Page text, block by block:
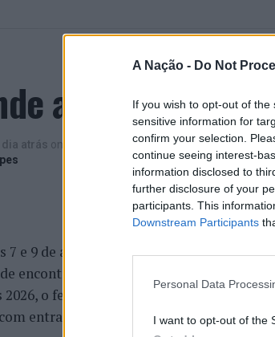
A Nação - Do Not
If you wish to opt-out of
sensitive information for
confirm your selection.
continue seeing interest-
information disclosed to
further disclosure of your
participants. This
Downstream Participants
Personal Data
I want to opt-out of the
acolhe
dia atrás on
7 e 9 de agosto, a primeira edição do
encontro para os desportos de vento e
2026, o festival decorre entre a foz do rio
entrada gratuita para o público.